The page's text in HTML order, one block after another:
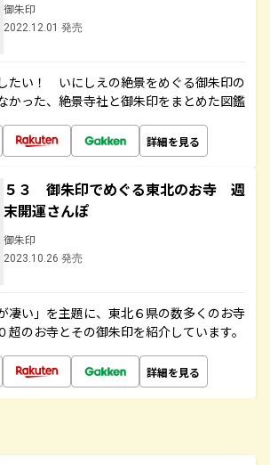
御朱印
2022.12.01 発売
たい！ いにしえの絶景をめぐる御朱印の
った、絶景寺社と御朱印をまとめた図鑑
詳細を見る
５３ 御朱印でめぐる東北のお寺 週
末開運さんぽ
御朱印
2023.10.26 発売
凄い」を主題に、東北６県の数多くのお寺
超のお寺とその御朱印を紹介しています。
詳細を見る